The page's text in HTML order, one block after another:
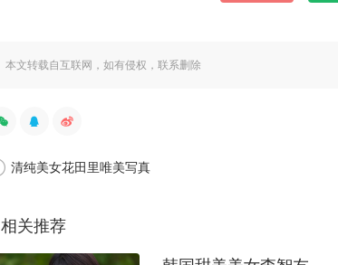
本文转载自互联网，如有侵权，联系删除
清纯美女花田里唯美写真
相关推荐